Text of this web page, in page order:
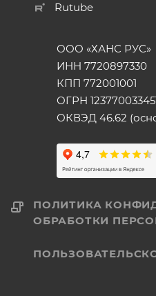
Rutube
ООО «ХАНС РУС»
ИНН 7720897330
КПП 772001001
ОГРН
ОКВЭД 46.62
ПОЛИТИКА
ОБРАБОТКИ